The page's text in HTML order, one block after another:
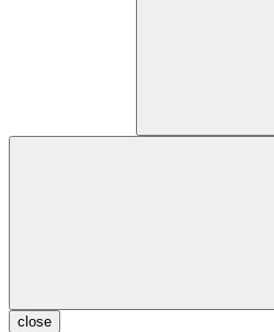
close